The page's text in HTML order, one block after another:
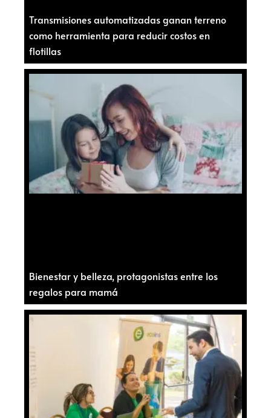
Transmisiones automatizadas ganan terreno
como herramienta para reducir costos en
flotillas
Bienestar y belleza, protagonistas entre los
regalos para mamá